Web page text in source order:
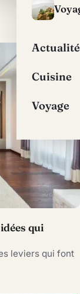
Actualité
Cuisine
Voyage
qui
leviers qui font